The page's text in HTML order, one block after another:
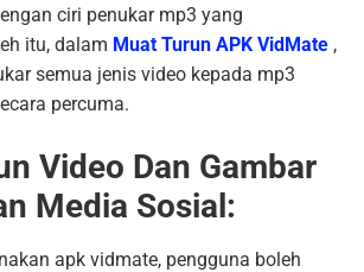
ciri penukar mp3 yang
itu, dalam Muat Turun APK VidMate ,
semua jenis video kepada mp3
percuma.
Video Dan Gambar
Media Sosial:
apk vidmate, pengguna boleh